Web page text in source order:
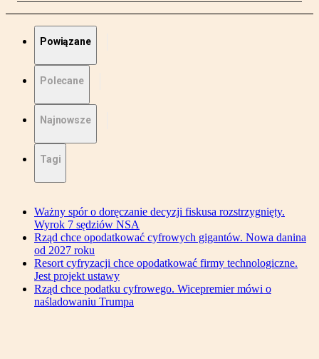
Powiązane
Polecane
Najnowsze
Tagi
Ważny spór o doręczanie decyzji fiskusa rozstrzygnięty.
Wyrok 7 sędziów NSA
Rząd chce opodatkować cyfrowych gigantów. Nowa danina
od 2027 roku
Resort cyfryzacji chce opodatkować firmy technologiczne.
Jest projekt ustawy
Rząd chce podatku cyfrowego. Wicepremier mówi o
naśladowaniu Trumpa